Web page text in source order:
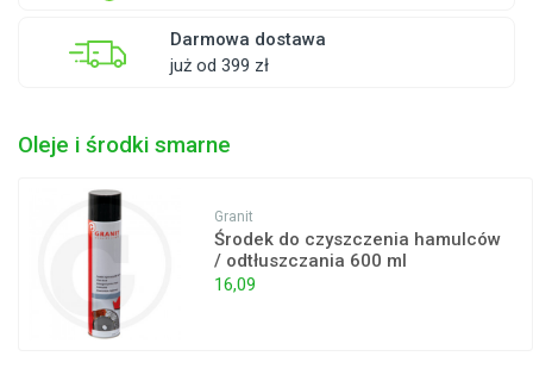
Darmowa dostawa
już od 399 zł
Oleje i środki smarne
Granit
Środek do czyszczenia hamulców
/ odtłuszczania 600 ml
16,09